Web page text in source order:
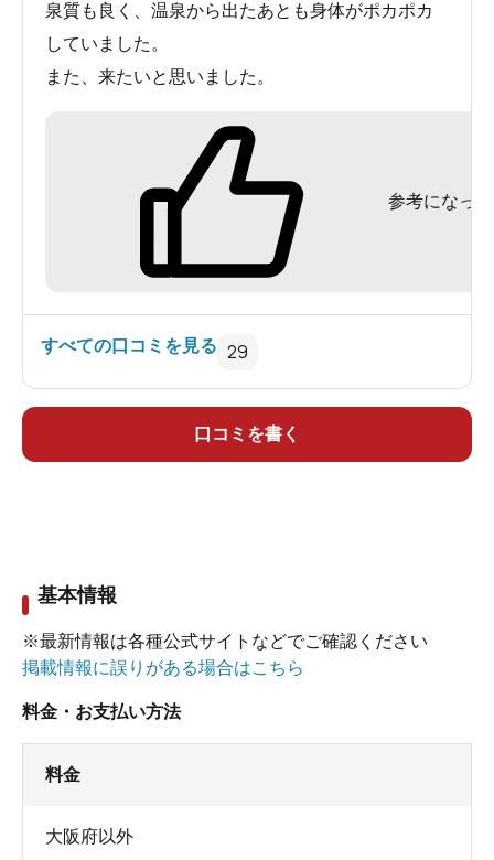
泉質も良く、温泉から出たあとも身体がポカポカ
していました。
また、来たいと思いました。
参考になった
すべての口コミを見る 29
口コミを書く
基本情報
※最新情報は各種公式サイトなどでご確認ください
掲載情報に誤りがある場合はこちら
料金・お支払い方法
料金
大阪府以外